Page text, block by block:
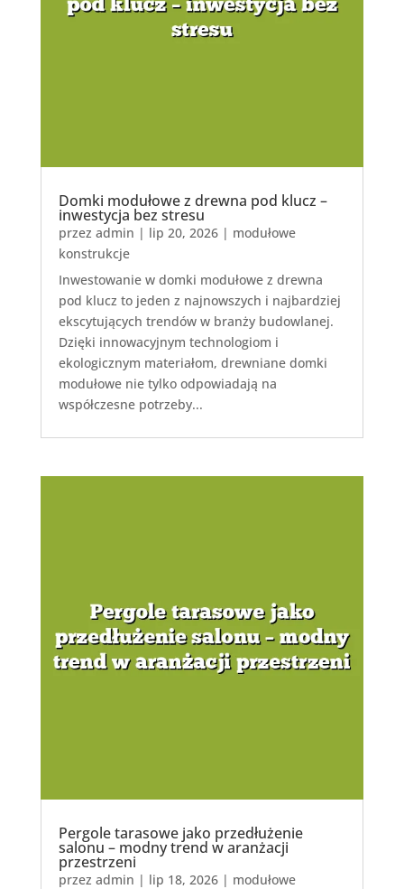
Domki modułowe z drewna pod klucz –
inwestycja bez stresu
przez admin | lip 20, 2026| modułowe
konstrukcje
Inwestowanie w domki modułowe z drewna
pod klucz to jeden z najnowszych i najbardziej
ekscytujących trendów w branży budowlanej.
Dzięki innowacyjnym technologiom i
ekologicznym materiałom, drewniane domki
modułowe nie tylko odpowiadają na
współczesne potrzeby...
Pergole tarasowe jako przedłużenie
salonu – modny trend w aranżacji
przestrzeni
przez admin | lip 18, 2026| modułowe